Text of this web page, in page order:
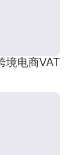
境电商VAT